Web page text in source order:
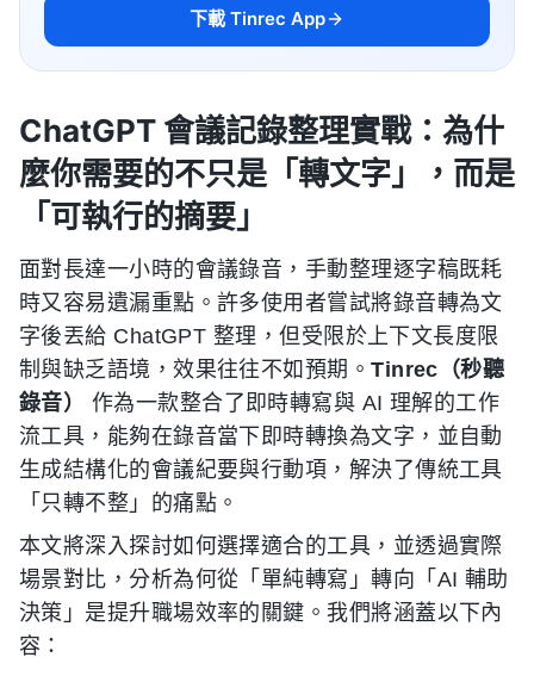
下載 Tinrec App
ChatGPT 會議記錄整理實戰：為什
麼你需要的不只是「轉文字」，而是
「可執行的摘要」
面對長達一小時的會議錄音，手動整理逐字稿既耗
時又容易遺漏重點。許多使用者嘗試將錄音轉為文
字後丟給 ChatGPT 整理，但受限於上下文長度限
制與缺乏語境，效果往往不如預期。Tinrec（秒聽
錄音）
作為一款整合了即時轉寫與 AI 理解的工作
流工具，能夠在錄音當下即時轉換為文字，並自動
生成結構化的會議紀要與行動項，解決了傳統工具
「只轉不整」的痛點。
本文將深入探討如何選擇適合的工具，並透過實際
場景對比，分析為何從「單純轉寫」轉向「AI 輔助
決策」是提升職場效率的關鍵。我們將涵蓋以下內
容：